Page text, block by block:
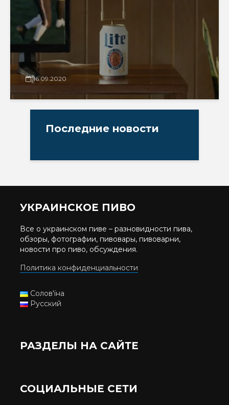
16.09.2020
Последние новости
УКРАИНСКОЕ ПИВО
Все о украинском пиве – разновидности пива,
обзоры, фотографии, пивовары, пивоварни,
новости про пиво, обсуждения.
Политика конфиденциальности
Солов'їна
Русский
РАЗДЕЛЫ НА САЙТЕ
СОЦИАЛЬНЫЕ СЕТИ